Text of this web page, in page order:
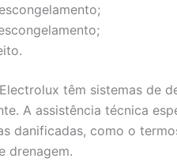
têm sistemas de
A assistência técnica
danificadas, como o
drenagem.